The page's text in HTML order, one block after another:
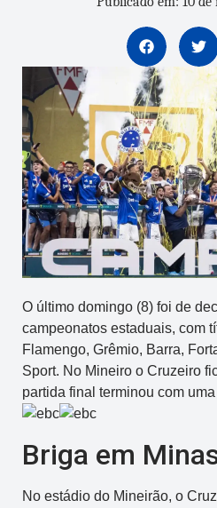
O último domingo (8) foi de
campeonatos estaduais, com
Flamengo, Grêmio, Barra,
Sport. No Mineiro o Cruzeiro
partida final terminou com
Briga em
No estádio do Mineirão, o